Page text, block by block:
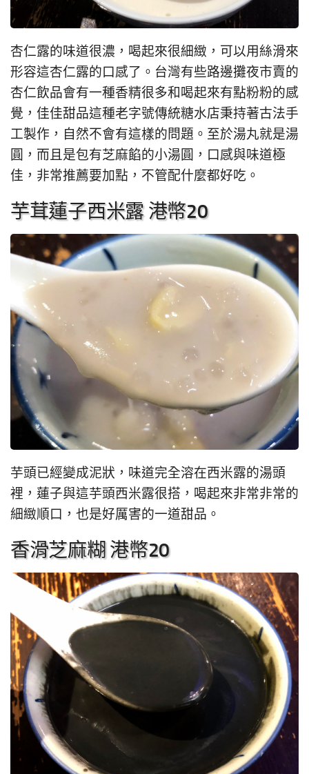
杏仁露的味道很濃，喝起來很細緻，可以用絲滑來
形容這杏仁露的口感了。台灣有些路邊攤夜市賣的
杏仁飲品會有一種香精很多和喝起來有點粉粉的感
覺，佳佳甜品這種老字號傳統糖水店秉持著古法手
工製作，自然不會有這樣的問題。至於湯丸就是湯
圓，而且是包有芝麻餡的小湯圓，口感與味道極
佳，非常推薦要加點，不管配什麼都好吃。
芋茸蓮子西米露 港幣20
芋頭已經變成泥狀，味道完全溶在西米露的湯頭
裡，蓮子與這芋頭西米露很搭，喝起來非常非常的
細緻順口，也是好厲害的一道甜品。
香滑芝麻糊 港幣20